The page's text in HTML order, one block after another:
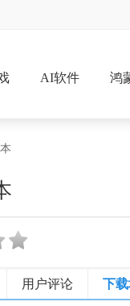
AI软件 鸿
用户评论 下